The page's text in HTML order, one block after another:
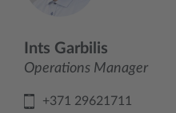
Ints Garbilis
Operations Manager
+371 29621711